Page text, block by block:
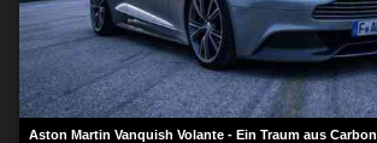
Aston Martin Vanquish Volante - Ein Traum aus Carbon